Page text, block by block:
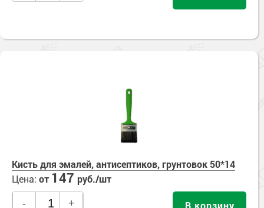
Кисть для эмалей, антисептиков, грунтовок 50*14
Цена: от 147 руб./шт
- + В корзину